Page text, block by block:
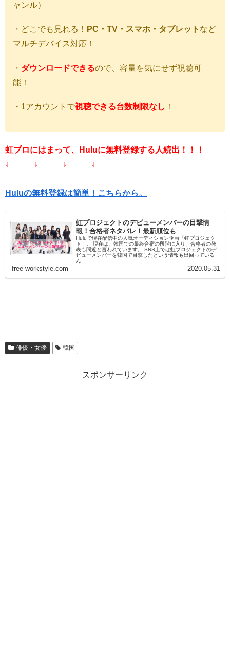
ャンル）
・どこでも見れる！ PC・TV・スマホ・タブレット など
マルチデバイス対応！
・ ダウンロードできるので、容量を気にせず視聴可
能！
・1アカウントで視聴できる台数制限なし ！
虹プロにはまって、Huluに無料登録する人続出！！！
↓ ↓ ↓ ↓
Huluの無料登録は簡単！こちらから。
虹プロジェクトのデビューメンバーの目撃情
報！合格者ネタバレ！最新順位も
Huluで現在配信中の人気オーディション企画「虹プロジェク
ト」。 現在は、韓国での最終合宿の段階に入り、合格者の発
表も間近と言われています。 SNS上では虹プロジェクトのデ
ビューメンバーを韓国で目撃したという情報も出回っている
ん...
free-workstyle.com 2020.05.31
俳優・女優 韓国
スポンサーリンク